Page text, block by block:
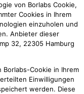
von Borlabs Cookie,
Cookies in Ihrem
einzuholen und
Anbieter dieser
32, 22305 Hamburg
Cookie in Ihrem
Einwilligungen
werden. Diese